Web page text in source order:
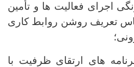
اجرای فعالیت ها و تأمین
تعریف روشن روابط کاری
های ارتقای ظرفیت با